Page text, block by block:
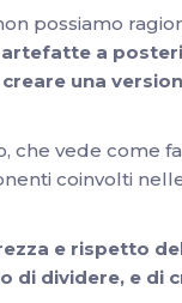
possiamo
a
una
che vede come
coinvolti
e rispetto
di dividere, e di